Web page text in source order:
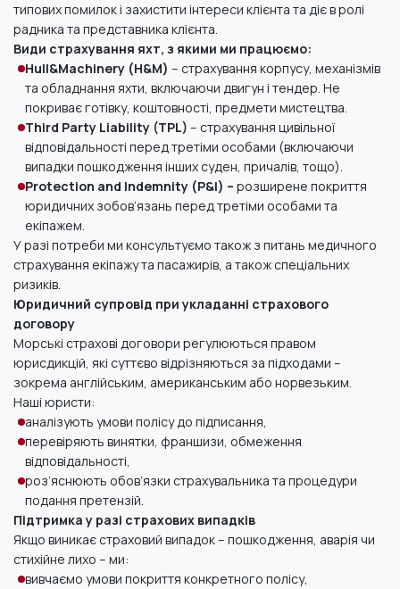
типових помилок і захистити інтереси клієнта та діє в ролі
радника та представника клієнта.
Види страхування яхт, з якими ми працюємо:
Hull&Machinery (H&M) – страхування корпусу, механізмів
та обладнання яхти, включаючи двигун і тендер. Не
покриває готівку, коштовності, предмети мистецтва.
Third Party Liability (TPL) – страхування цивільної
відповідальності перед третіми особами (включаючи
випадки пошкодження інших суден, причалів, тощо).
Protection and Indemnity (P&I) – розширене покриття
юридичних зобов’язань перед третіми особами та
екіпажем.
У разі потреби ми консультуємо також з питань медичного
страхування екіпажута пасажирів, а також спеціальних
ризиків.
Юридичний супровід приукладанні страхового
договору
Морські страхові договори регулюються правом
юрисдикцій, які суттєво відрізняються за підходами –
зокрема англійським, американським або норвезьким.
Наші юристи:
аналізують умови полісу до підписання,
перевіряють винятки, франшизи, обмеження
відповідальності,
роз’яснюють обов’язки страхувальника та процедури
подання претензій.
Підтримка у разі страхових випадків
Якщо виникає страховий випадок– пошкодження, аварія чи
стихійне лихо – ми:
вивчаємо умови покриття конкретного полісу,